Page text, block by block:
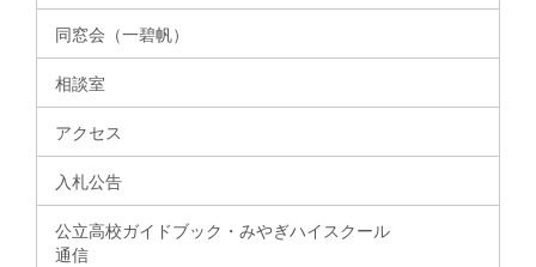
同窓会（一碧帆）
相談室
アクセス
入札公告
公立高校ガイドブック・みやぎハイスクール
通信